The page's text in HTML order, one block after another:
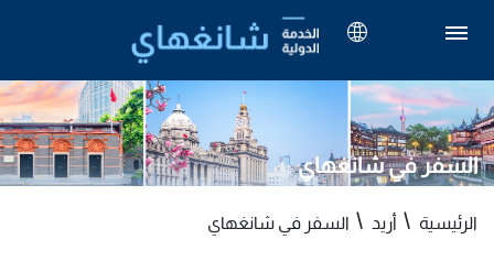
السفر في شانغهاي
الرئيسية أريد السفر في شانغهاي